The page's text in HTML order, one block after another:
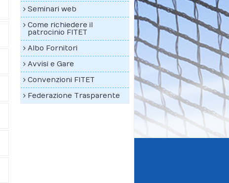
Seminari web
Come richiedere il
patrocinio FITET
Albo Fornitori
Avvisi e Gare
Convenzioni FITET
Federazione Trasparente